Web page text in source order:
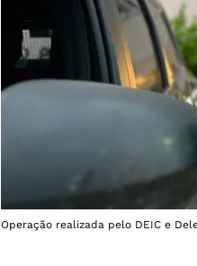
Operação realizada pelo DEIC e